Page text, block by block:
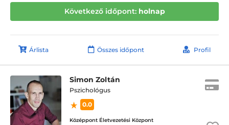
Következő időpont: holnap
Árlista Összes időpont Profil
Simon Zoltán
Pszichológus
0.0
Középpont Életvezetési Központ